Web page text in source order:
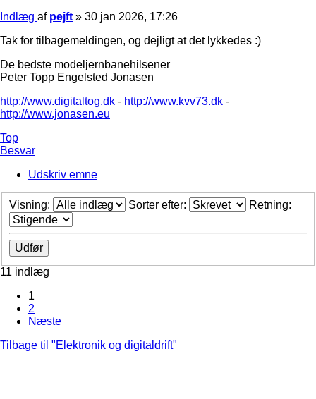
Indlæg af pejft » 30 jan 2026, 17:26
Tak for tilbagemeldingen, og dejligt at det lykkedes :)
De bedste modeljernbanehilsener
Peter Topp Engelsted Jonasen
http://www.digitaltog.dk - http://www.kvv73.dk -
http://www.jonasen.eu
Top
Besvar
Udskriv emne
Visning: Sorter efter: Retning:
11 indlæg
1
2
Næste
Tilbage til "Elektronik og digitaldrift"